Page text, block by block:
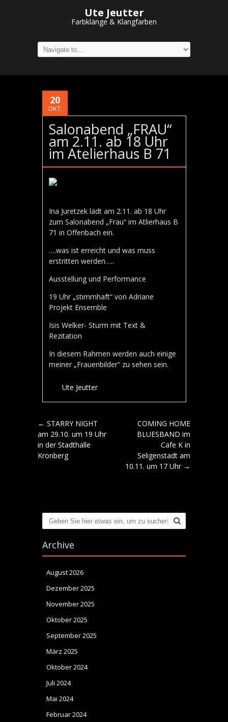
Ute Jeutter
Farbklänge & Klangfarben
20
OKT.
Salonabend „FRAU“
am 2.11. ab 18 Uhr
im Atelierhaus B 71
Ina Juretzek lädt am 2.11. ab 18 Uhr
zum Salonabend „Frau“ im Atlierhaus B
71 in Offenbach ein.
….was ist erreicht und was muss
erstritten werden…..
Ausstellung und Performance
19 Uhr „stimmhaft“ von Adriane
Projekt Ensemble
Isis Welker- Sturm mit Text &
Rezitation
In diesem Rahmen werden auch einige
meiner „Frauenbilder“ zu sehen sein.
Ute Jeutter
Artikel-Navigation
← STARRY NIGHT
am 29.10. um 19 Uhr
in der Stadthalle
Kronberg
COMING HOME
BLUESBAND im
Cafe K in
Seligenstadt am
10.11. um 17 Uhr →
Suchen
Archive
August 2026
Dezember 2025
November 2025
Oktober 2025
September 2025
März 2025
Oktober 2024
Juli 2024
Mai 2024
Februar 2024